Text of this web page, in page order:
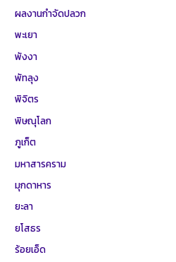
ผลงานกำจัดปลวก
พะเยา
พังงา
พัทลุง
พิจิตร
พิษณุโลก
ภูเก็ต
มหาสารคราม
มุกดาหาร
ยะลา
ยโสธร
ร้อยเอ็ด